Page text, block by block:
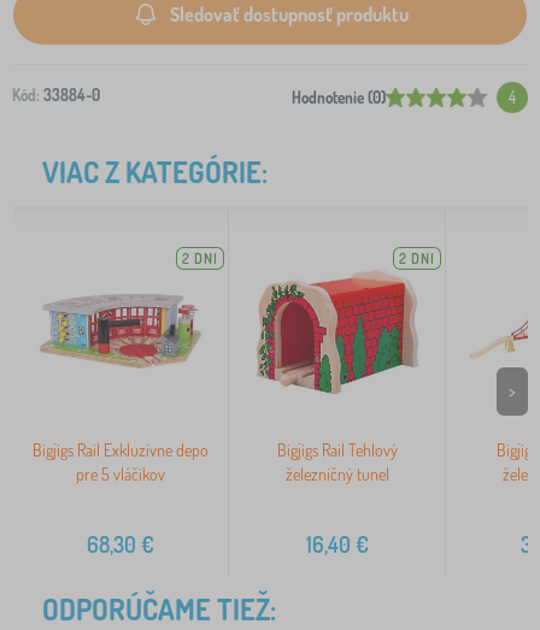
Sledovať dostupnosť produktu
Kód: 33884-0 Hodnotenie (0) 4
VIAC Z KATEGÓRIE:
2 DNI
Bigjigs Rail Exkluzívne depo
pre 5 vláčikov
68,30 €
2 DNI
Bigjigs Rail Tehlový
železničný tunel
16,40 €
>
ODPORÚČAME TIEŽ: